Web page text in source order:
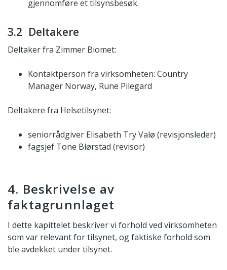
gjennomføre et tilsynsbesøk.
3.2 Deltakere
Deltaker fra Zimmer Biomet:
Kontaktperson fra virksomheten: Country
Manager Norway, Rune Pilegard
Deltakere fra Helsetilsynet:
seniorrådgiver Elisabeth Try Valø (revisjonsleder)
fagsjef Tone Blørstad (revisor)
4. Beskrivelse av
faktagrunnlaget
I dette kapittelet beskriver vi forhold ved virksomheten
som var relevant for tilsynet, og faktiske forhold som
ble avdekket under tilsynet.